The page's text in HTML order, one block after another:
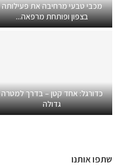
מכבי טבעי מרחיבה את פעילותה
בצפון ופותחת מרפאה...
כדורגל: אחד קטן – בדרך למטרה
גדולה
שתפו אותנו